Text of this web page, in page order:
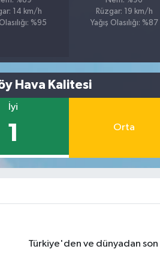
14 km/h
%95
Rüzgar: 19 km/h
Yağış Olasılığı: %87
Hava Kalitesi
İyi
1 Orta
Türkiye'den ve dünyadan